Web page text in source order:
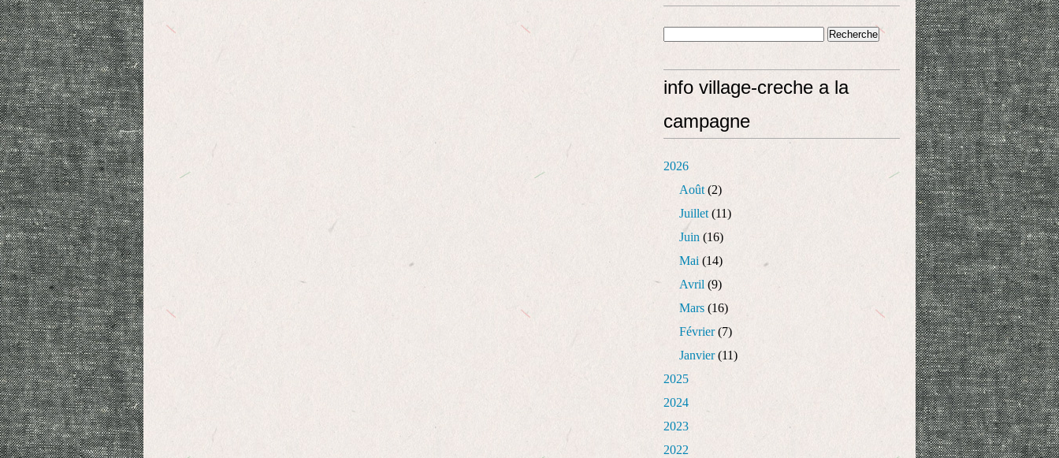
info village-creche a la
campagne
2026
Août (2)
Juillet (11)
Juin (16)
Mai (14)
Avril (9)
Mars (16)
Février(7)
Janvier(11)
2025
2024
2023
2022